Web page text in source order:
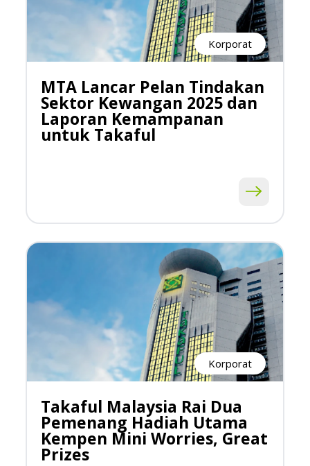
Korporat
MTA Lancar Pelan Tindakan
Sektor Kewangan 2025 dan
Laporan Kemampanan
untuk Takaful
Korporat
Takaful Malaysia Rai Dua
Pemenang Hadiah Utama
Kempen Mini Worries, Great
Prizes